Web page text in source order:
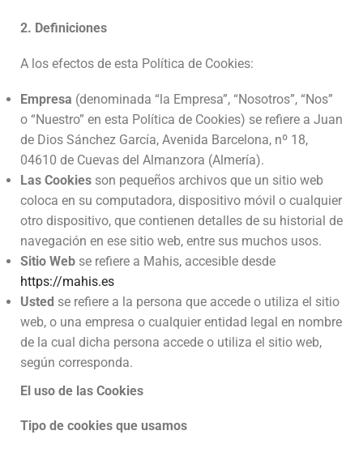
2. Definiciones
A los efectos de esta Política de Cookies:
Empresa (denominada “la Empresa”, “Nosotros”, “Nos”
o “Nuestro” en esta Política de Cookies) se refiere a Juan
de Dios Sánchez García, Avenida Barcelona, ​​nº 18,
04610 de Cuevas del Almanzora (Almería).
Las Cookies son pequeños archivos que un sitio web
coloca en su computadora, dispositivo móvil o cualquier
otro dispositivo, que contienen detalles de su historial de
navegación en ese sitio web, entre sus muchos usos.
Sitio Web se refiere a Mahis, accesible desde
https://mahis.es
Usted se refiere a la persona que accede o utiliza el sitio
web, o una empresa o cualquier entidad legal en nombre
de la cual dicha persona accede o utiliza el sitio web,
según corresponda.
El uso de las Cookies
Tipo de cookies que usamos